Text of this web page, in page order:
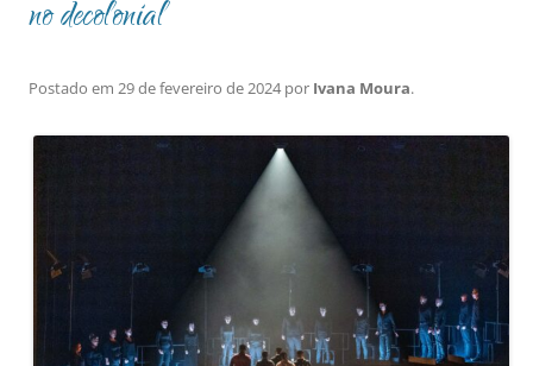
no decolonial
Postado em 29 de fevereiro de 2024por Ivana Moura.